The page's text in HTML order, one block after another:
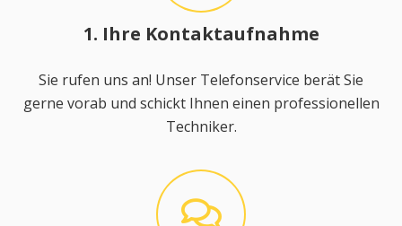
1. Ihre Kontaktaufnahme
Sie rufen uns an! Unser Telefonservice berät Sie
gerne vorab und schickt Ihnen einen professionellen
Techniker.